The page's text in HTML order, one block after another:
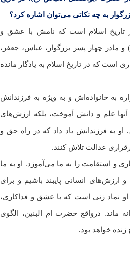
به چه نکاتی می‌توان اشاره کرد؟
تاریخ اسلام است که نامش با عشق و
چهار پسر بزرگوار، عباس، جعفر،
است که در تاریخ اسلام به یادگار مانده
به خانواده‌اش و به ویژه به فرزندانش
آنها علم و دانش آموخت، بلکه ارزش‌های
او به فرزندانش یاد داد که در راه حق و
عدالت تلاش کنند.
و استقامت را به ما می‌آموزد. او به ما
ارزش‌های انسانی پایبند باشیم و برای
نماد زنی است که با عشق و فداکاری،
ماند. درواقع حضرت ام البنین، الگوی
خواهد بود.